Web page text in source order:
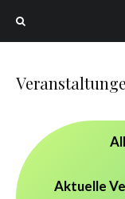
Aktuelle